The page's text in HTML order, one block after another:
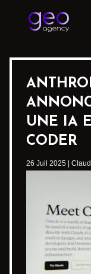
UNE IA
CODER
26 Juil 2025